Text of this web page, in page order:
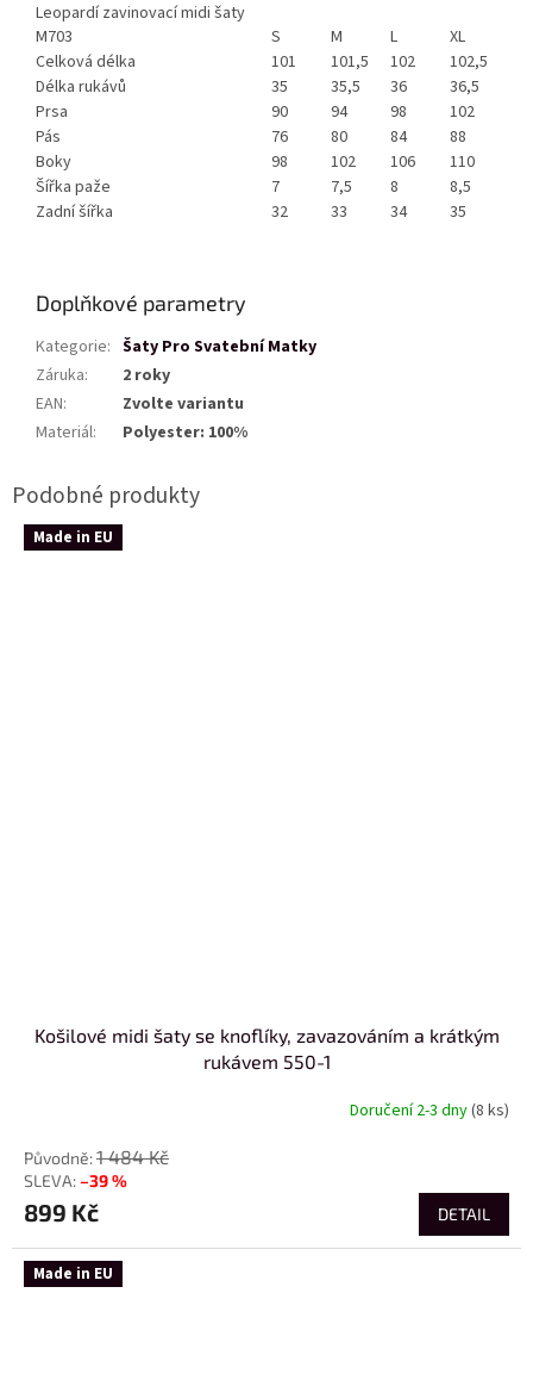
Leopardí zavinovací midi šaty
M703
S M L
XL
Celková délka
101 101,5 102
102,5
Délka rukávů
35 35,5 36
36,5
Prsa
90 94 98
102
Pás
76 80 84
88
Boky
98 102 106
110
Šířka paže
7 7,5 8
8,5
Zadní šířka
32 33 34 35
Doplňkové parametry
Kategorie: Šaty Pro Svatební Matky
Záruka:
2 roky
EAN:
Zvolte variantu
Materiál: Polyester: 100%
Made in EU
Košilové midi šaty se knoflíky, zavazováním a krátkým
rukávem 550-1
Doručení 2-3 dny(8 ks)
1 484 Kč
–39 %
899 Kč DETAIL
Made in EU